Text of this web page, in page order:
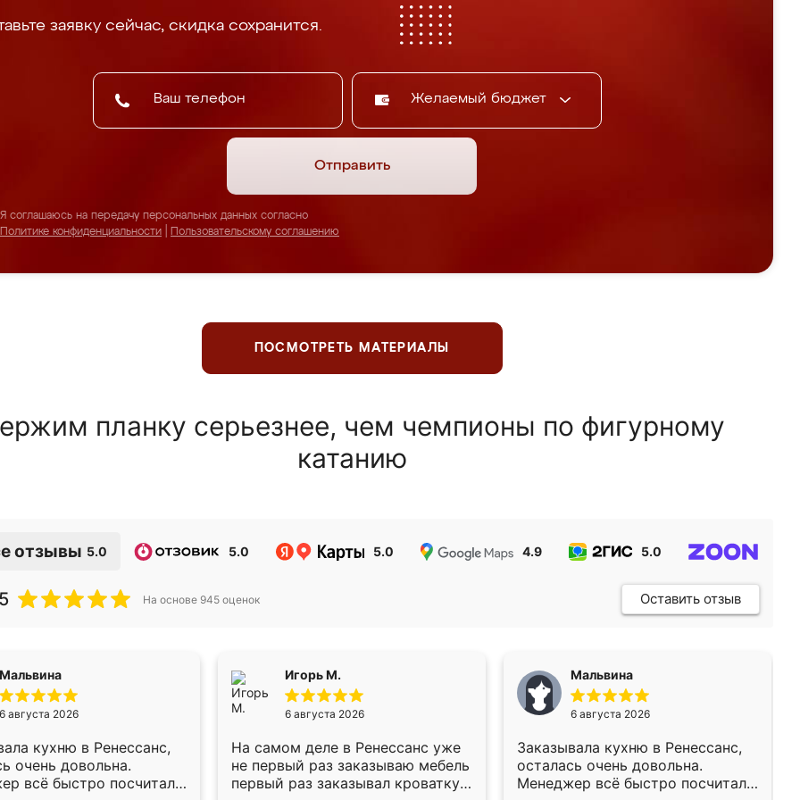
заявку сейчас, скидка сохранится.
Желаемый бюджет
Отправить
Я соглашаюсь на передачу персональных данных согласно
Политике конфиденциальности
Пользовательскому соглашению
ПОСМОТРЕТЬ МАТЕРИАЛЫ
планку серьезнее, чем чемпионы по фигурному
катанию
отзывы 5.0 5.0 5.0 4.9 5.0
На основе 945 оценок Оставить отзыв
Мальвина
6 августа 2026
кухню в Ренессанс,
очень довольна.
всё быстро посчитала,
Игорь М.
6 августа 2026
На самом деле в Ренессанс уже
не первый раз заказываю мебель
первый раз заказывал кроватку
Мальвина
6 августа 2026
Заказывала кухню в Ренессанс,
осталась очень довольна.
Менеджер всё быстро посчитала,